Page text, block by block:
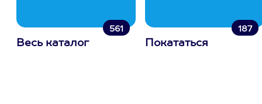
561
Весь каталог
187
Покататься